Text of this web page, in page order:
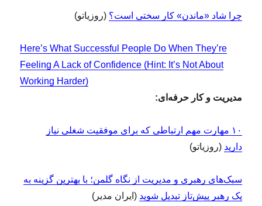
چرا شاد «ماندن» کار سختی است؟ (روزیاتو)
Here’s What Successful People Do When They’re
Feeling A Lack of Confidence (Hint: It’s Not About
Working Harder)
مدیریت و کار حرفه‌ای:
۱۰ مهارت‌‌‌ مهم ارتباطی که برای موفقیت شغلی نیاز
دارید (روزیاتو)
سبک‌های رهبری و مدیریت از نگاه گلمن؛ با بهترین گزینه به
یک رهبر پیش‌تاز تبدیل شوید (ایران مدیر)